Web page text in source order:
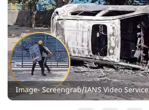
Image- Screengrab/IANS Video Service